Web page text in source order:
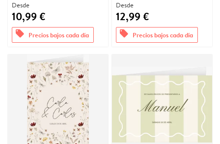
Desde
10,99 €
offers Precios bajos cada día
Desde
12,99 €
offers Precios bajos cada día